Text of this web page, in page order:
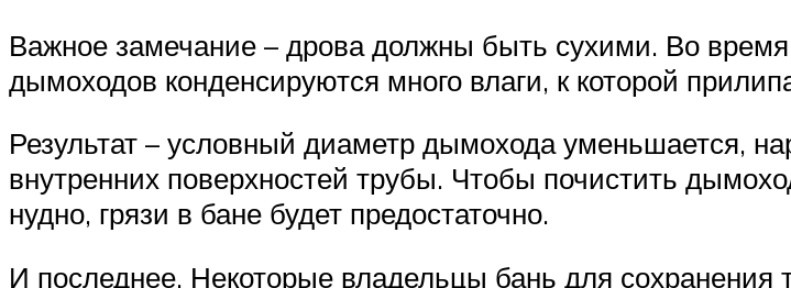
Важное замечание – дрова должны быть сухими. Во
дымоходов конденсируются много влаги, к которой
Результат – условный диаметр дымохода уменьшается,
внутренних поверхностей трубы. Чтобы почистить
нудно, грязи в бане будет предостаточно.
И последнее. Некоторые владельцы бань для